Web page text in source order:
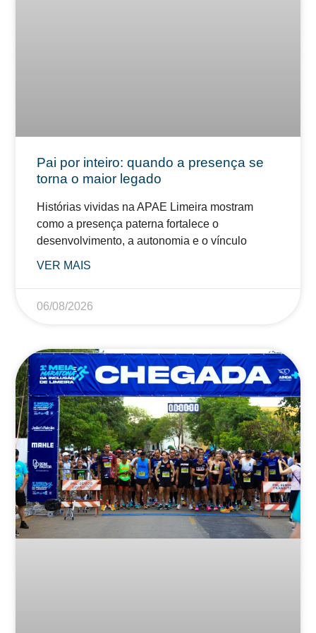
Pai por inteiro: quando a presença se
torna o maior legado
Histórias vividas na APAE Limeira mostram
como a presença paterna fortalece o
desenvolvimento, a autonomia e o vínculo
VER MAIS
06/08/2026